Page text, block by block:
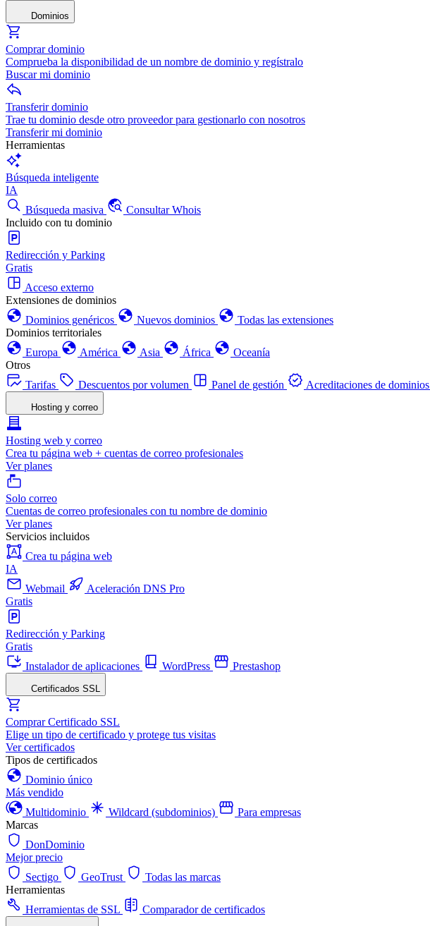
Dominios
Comprar dominio
Comprueba la disponibilidad de un nombre de dominio y regístralo
Buscar mi dominio
Transferir dominio
Trae tu dominio desde otro proveedor para gestionarlo con nosotros
Transferir mi dominio
Herramientas
Búsqueda inteligente
IA
Búsqueda masiva
Consultar Whois
Incluido con tu dominio
Redirección y Parking
Gratis
Acceso externo
Extensiones de dominios
Dominios genéricos
Nuevos dominios
Todas las extensiones
Dominios territoriales
Europa
América Asia África
Oceanía
Otros
Tarifas
Descuentos por volumen Panel de gestión Acreditaciones de dominios
Hosting y correo
Hosting web y correo
Crea tu página web + cuentas de correo profesionales
Ver planes
Solo correo
Cuentas de correo profesionales con tu nombre de dominio
Ver planes
Servicios incluidos
Crea tu página web
IA
Webmail
Aceleración DNS Pro
Gratis
Redirección y Parking
Gratis
Instalador de aplicaciones
WordPress Prestashop
Certificados SSL
Comprar Certificado SSL
Elige un tipo de certificado y protege tus visitas
Ver certificados
Tipos de certificados
Dominio único
Más vendido
Multidominio
Wildcard (subdominios)
Para empresas
Marcas
DonDominio
Mejor precio
Sectigo
GeoTrust
Todas las marcas
Herramientas
Herramientas de SSL
Comparador de certificados